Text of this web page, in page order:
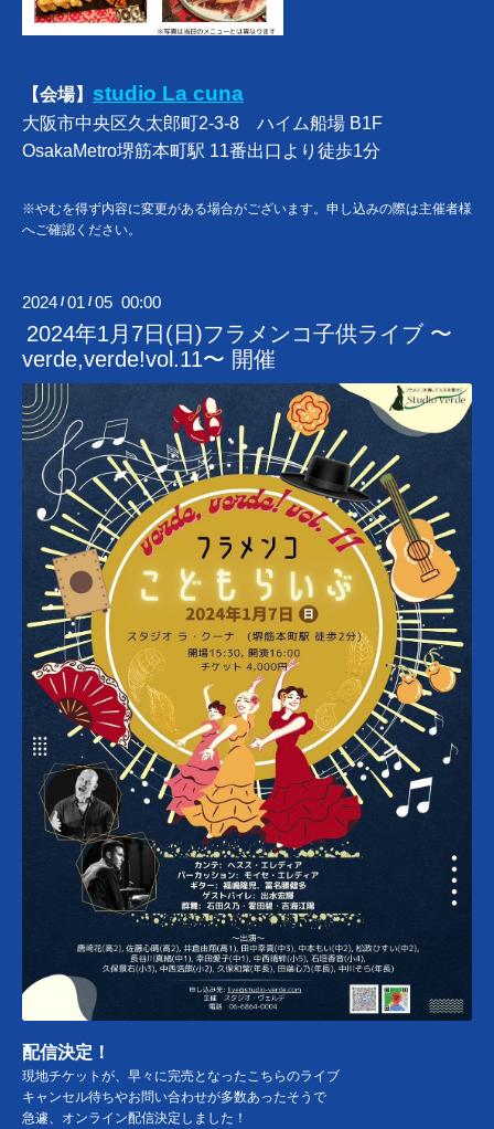
【会場】 studio La cuna
大阪市中央区久太郎町2-3-8 ハイム船場 B1F
OsakaMetro堺筋本町駅 11番出口より徒歩1分
※やむを得ず内容に変更がある場合がございます。申し込みの際は主催者様
へご確認ください。
2024 /01 /05 00:00
2024年1月7日(日)フラメンコ子供ライブ 〜
verde,verde!vol.11〜 開催
配信決定！
現地チケットが、早々に完売となったこちらのライブ
キャンセル待ちやお問い合わせが多数あったそうで
急遽、オンライン配信決定しました！